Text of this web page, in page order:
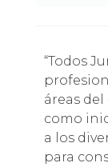
“Todos Juntos” es una agrupación de
áreas
como
a los
para